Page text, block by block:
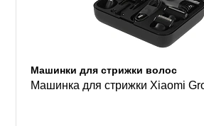
Машинки для стрижки волос
Машинка для стрижки Xiaomi